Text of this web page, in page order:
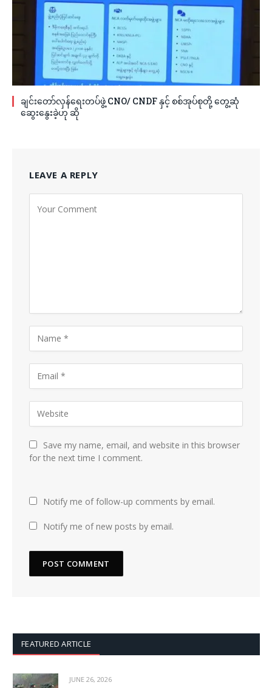
ချင်းတော်လှန်ရေးတပ်ဖွဲ့ CNO/ CNDF နှင့် စစ်အုပ်စုတို့ တွေ့ဆုံ
ဆွေးနွေးခဲ့ဟု ဆို
LEAVE A REPLY
Save my name, email, and website in this browser
for the next time I comment.
Notify me of follow-up comments by email.
Notify me of new posts by email.
FEATURED ARTICLE
JUNE 26, 2026